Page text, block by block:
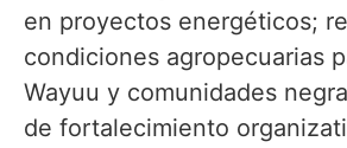
en proyectos energéticos;
condiciones agropecuarias
Wayuu y comunidades
de fortalecimiento